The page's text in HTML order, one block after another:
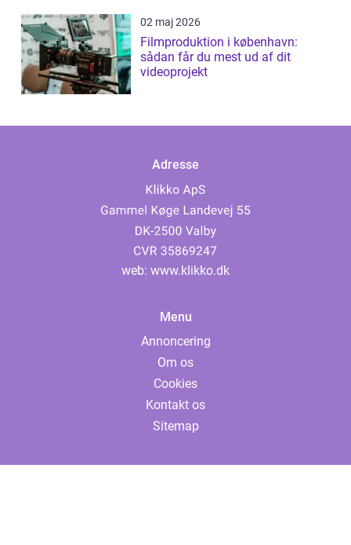
02 maj 2026
Filmproduktion i københavn:
sådan får du mest ud af dit
videoprojekt
Adresse
web: www.klikko.dk
Menu
Annoncering
Om os
Cookies
Kontakt os
Sitemap